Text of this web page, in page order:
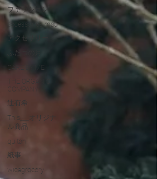
ファッション
accessories mau
アクセサリー
ふたつの月
CARE BY ME
THE ORGANIC
COMPANY
辻有希
This___オリジナ
ル商品
quitan
紙事
wicagrocery